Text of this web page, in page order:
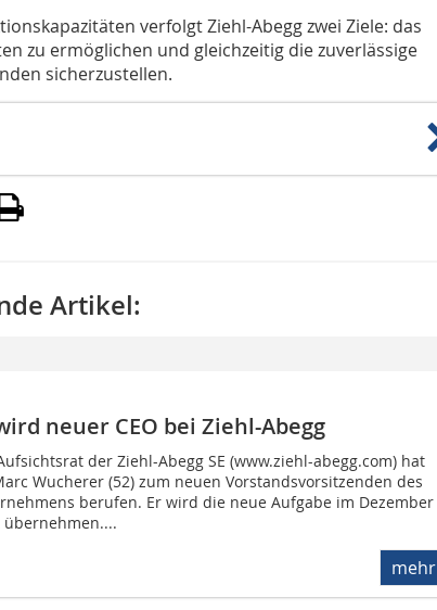
verfolgt Ziehl-Abegg zwei Ziele: das
zu ermöglichen und gleichzeitig die zuverlässige
sicherzustellen.
Artikel:
neuer CEO bei Ziehl-Abegg
der Ziehl-Abegg SE (www.ziehl-abegg.com) hat
Wucherer (52) zum neuen Vorstandsvorsitzenden des
berufen. Er wird die neue Aufgabe im Dezember
übernehmen....
mehr